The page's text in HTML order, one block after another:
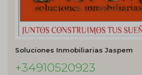
Soluciones Inmobiliarias Jaspem
+34910520923